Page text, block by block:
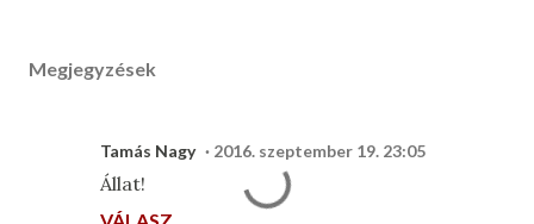
Megjegyzések
Tamás Nagy 2016. szeptember 19. 23:05
Állat!